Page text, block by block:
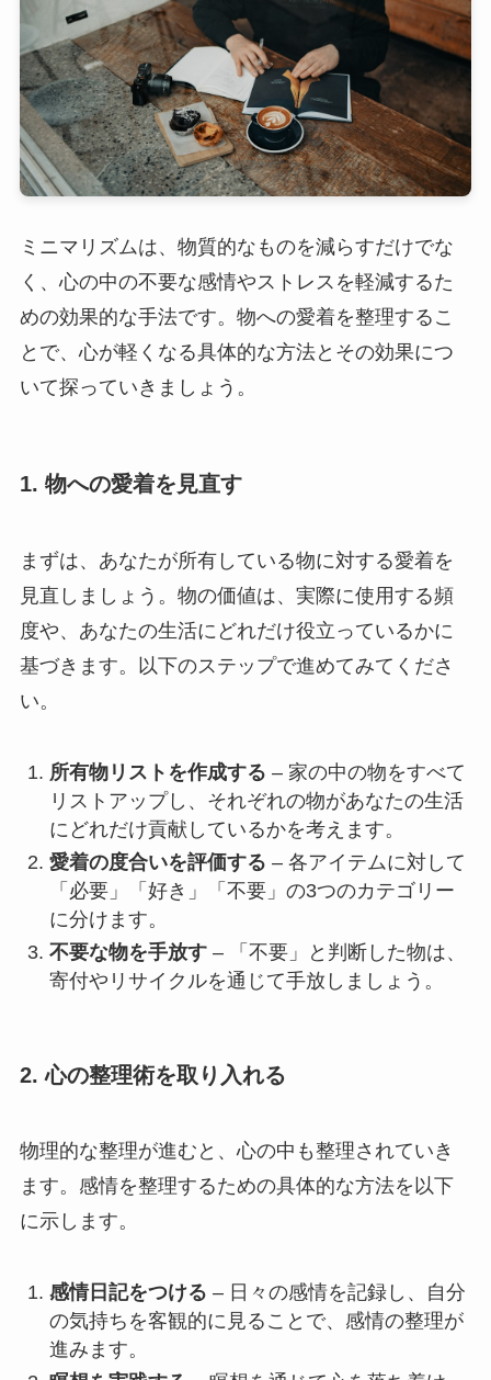
ミニマリズムは、物質的なものを減らすだけでな
く、心の中の不要な感情やストレスを軽減するた
めの効果的な手法です。物への愛着を整理するこ
とで、心が軽くなる具体的な方法とその効果につ
いて探っていきましょう。
1. 物への愛着を見直す
まずは、あなたが所有している物に対する愛着を
見直しましょう。物の価値は、実際に使用する頻
度や、あなたの生活にどれだけ役立っているかに
基づきます。以下のステップで進めてみてくださ
い。
所有物リストを作成する – 家の中の物をすべて
リストアップし、それぞれの物があなたの生活
にどれだけ貢献しているかを考えます。
愛着の度合いを評価する – 各アイテムに対して
「必要」「好き」「不要」の3つのカテゴリー
に分けます。
不要な物を手放す– 「不要」と判断した物は、
寄付やリサイクルを通じて手放しましょう。
2. 心の整理術を取り入れる
物理的な整理が進むと、心の中も整理されていき
ます。感情を整理するための具体的な方法を以下
に示します。
感情日記をつける – 日々の感情を記録し、自分
の気持ちを客観的に見ることで、感情の整理が
進みます。